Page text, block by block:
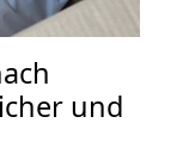
und